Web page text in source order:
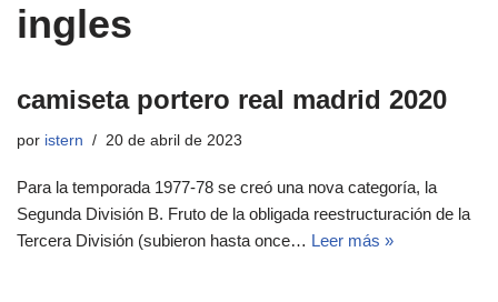
ingles
camiseta portero real madrid 2020
por istern 20 de abril de 2023
Para la temporada 1977-78 se creó una nova categoría, la
Segunda División B. Fruto de la obligada reestructuración de la
Tercera División (subieron hasta once… Leer más »